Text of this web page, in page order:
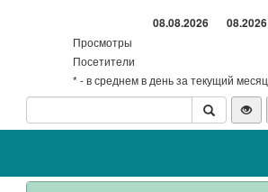
08.08.2026 08.2026
Просмотры
Посетители
* - в среднем в день за текущий месяц